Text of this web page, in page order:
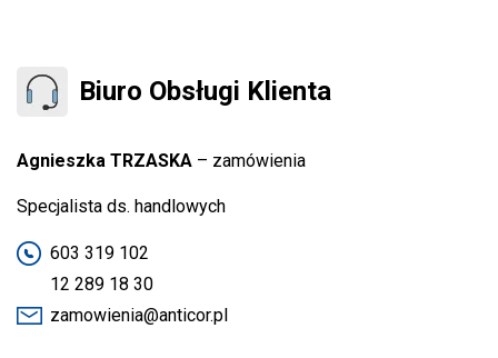
Biuro Obsługi Klienta
Agnieszka TRZASKA – zamówienia
Specjalista ds. handlowych
603 319 102
12 289 18 30
zamowienia@anticor.pl